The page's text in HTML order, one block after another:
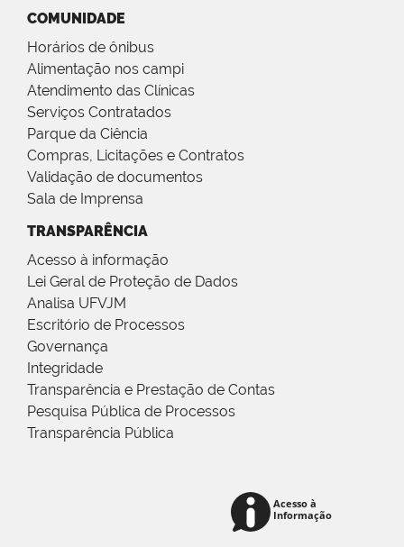
COMUNIDADE
Horários de ônibus
Alimentação nos campi
Atendimento das Clínicas
Serviços Contratados
Parque da Ciência
Compras, Licitações e Contratos
Validação de documentos
Sala de Imprensa
TRANSPARÊNCIA
Acesso à informação
Lei Geral de Proteção de Dados
Analisa UFVJM
Escritório de Processos
Governança
Integridade
Transparência e Prestação de Contas
Pesquisa Pública de Processos
Transparência Pública